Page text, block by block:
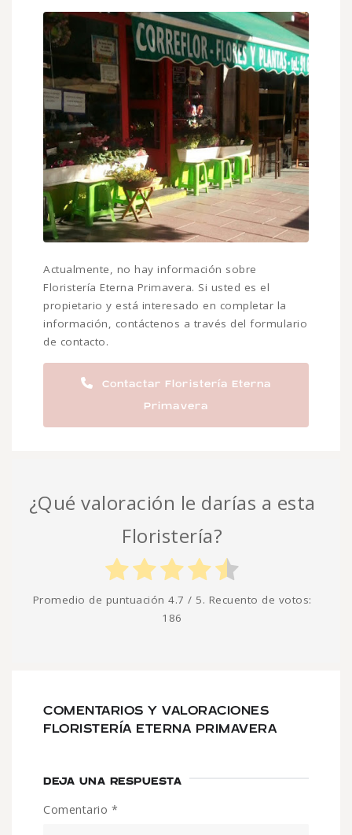
Actualmente, no hay información sobre
Floristería Eterna Primavera. Si usted es el
propietario y está interesado en completar la
información, contáctenos a través del formulario
de contacto.
Contactar Floristería Eterna
Primavera
¿Qué valoración le darías a esta
Floristería?
Promedio de puntuación 4.7 / 5. Recuento de votos:
186
COMENTARIOS Y VALORACIONES
FLORISTERÍA ETERNA PRIMAVERA
DEJA UNA RESPUESTA
Comentario *